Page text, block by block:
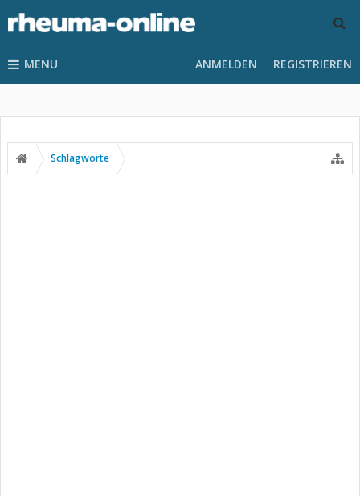
MENU ANMELDEN REGISTRIEREN
Schlagworte